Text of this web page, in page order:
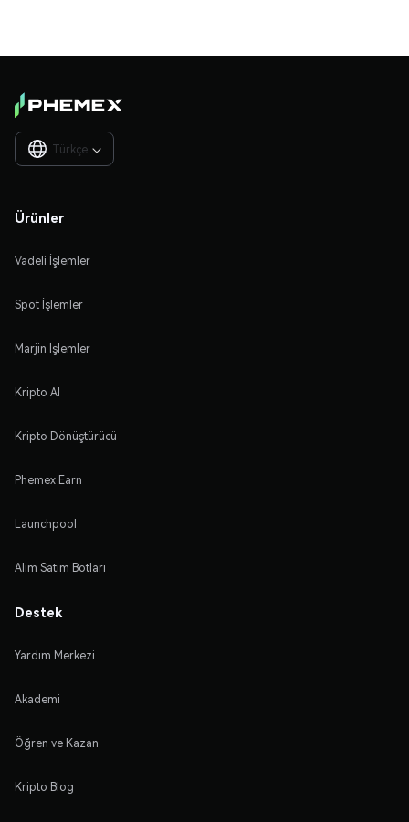
Türkçe 
Ürünler
Vadeli İşlemler
Spot İşlemler
Marjin İşlemler
Kripto Al
Kripto Dönüştürücü
Phemex Earn
Launchpool
Alım Satım Botları
Destek
Yardım Merkezi
Akademi
Öğren ve Kazan
Kripto Blog